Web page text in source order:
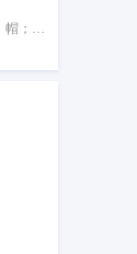
成品衣；服装；游泳衣；雨衣；鞋；帽；袜；手套（服装）；围巾；皮带（服饰用）